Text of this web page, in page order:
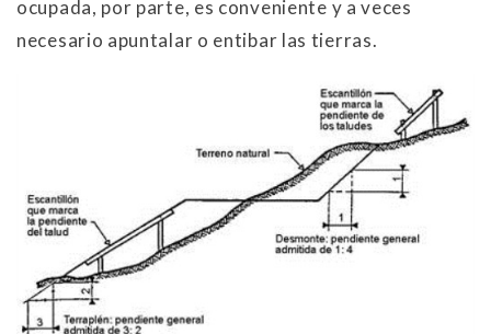
ocupada, por parte, es conveniente y a veces
necesario apuntalar o entibar las tierras.